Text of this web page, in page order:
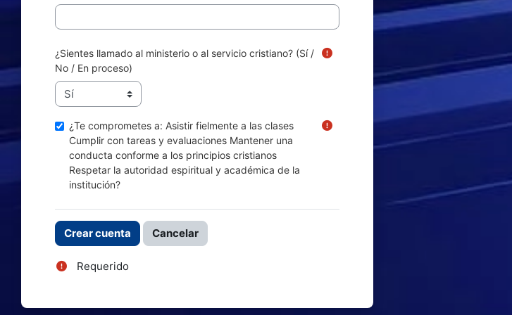
¿Sientes llamado al ministerio o al servicio cristiano? (Sí /
No / En proceso)
¿Te comprometes a: Asistir fielmente a las clases
Cumplir con tareas y evaluaciones Mantener una
conducta conforme a los principios cristianos
Respetar la autoridad espiritual y académica de la
institución?
Requerido